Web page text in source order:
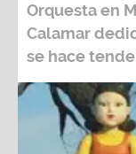
Orquesta en
Calamar
se hace